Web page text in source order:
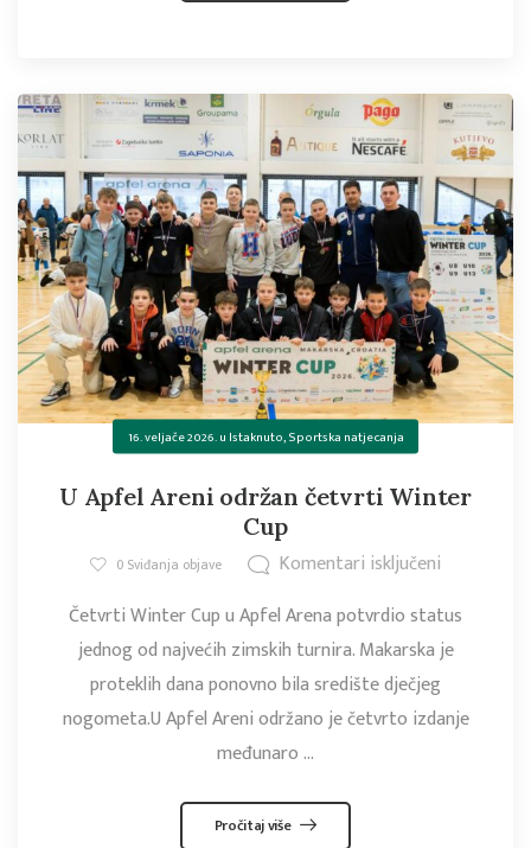
16. veljače 2026.u Istaknuto,Sportska natjecanja
U Apfel Areni održan četvrti Winter
Cup
0Sviđanja objave
Komentari isključeni
Četvrti Winter Cup u Apfel Arena potvrdio status
jednog od najvećih zimskih turnira. Makarska je
proteklih dana ponovno bila središte dječjeg
nogometa.U Apfel Areni održano je četvrto izdanje
međunaro ...
Pročitaj više